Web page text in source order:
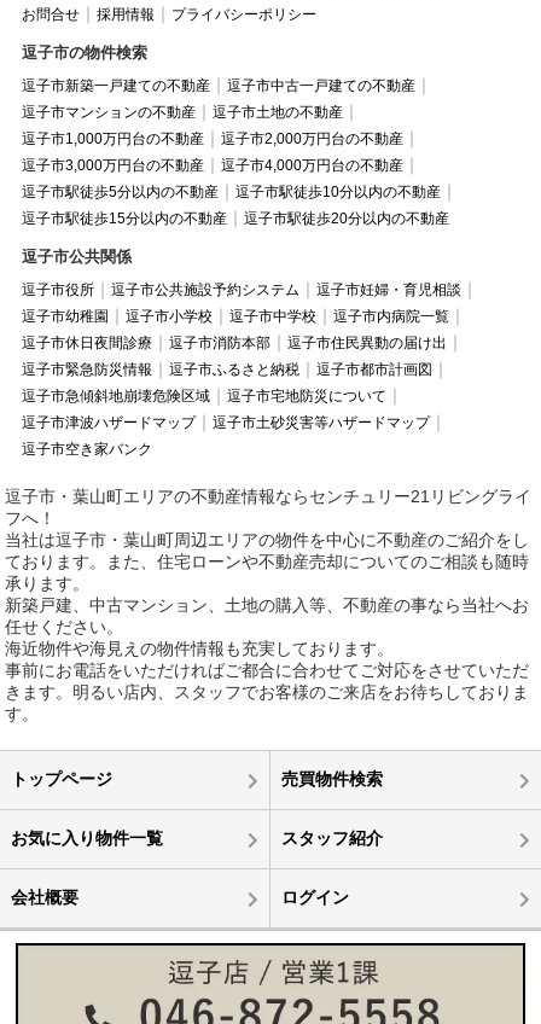
お問合せ
採用情報 プライバシーポリシー
逗子市の物件検索
逗子市新築一戸建ての不動産
逗子市中古一戸建ての不動産
逗子市マンションの不動産
逗子市土地の不動産
逗子市1,000万円台の不動産
逗子市2,000万円台の不動産
逗子市3,000万円台の不動産
逗子市4,000万円台の不動産
逗子市駅徒歩5分以内の不動産
逗子市駅徒歩10分以内の不動産
逗子市駅徒歩15分以内の不動産
逗子市駅徒歩20分以内の不動産
逗子市公共関係
逗子市役所 逗子市公共施設予約システム
逗子市妊婦・育児相談
逗子市幼稚園
逗子市小学校 逗子市中学校
逗子市内病院一覧
逗子市休日夜間診療
逗子市消防本部
逗子市住民異動の届け出
逗子市緊急防災情報
逗子市ふるさと納税
逗子市都市計画図
逗子市急傾斜地崩壊危険区域
逗子市宅地防災について
逗子市津波ハザードマップ
逗子市土砂災害等ハザードマップ
逗子市空き家バンク
逗子市・葉山町エリアの不動産情報ならセンチュリー21リビングライ
フへ！
当社は逗子市・葉山町周辺エリアの物件を中心に不動産のご紹介をし
ております。また、住宅ローンや不動産売却についてのご相談も随時
承ります。
新築戸建、中古マンション、土地の購入等、不動産の事なら当社へお
任せください。
海近物件や海見えの物件情報も充実しております。
事前にお電話をいただければご都合に合わせてご対応をさせていただ
きます。明るい店内、スタッフでお客様のご来店をお待ちしておりま
す。
トップページ 売買物件検索
お気に入り物件一覧 スタッフ紹介
会社概要 ログイン